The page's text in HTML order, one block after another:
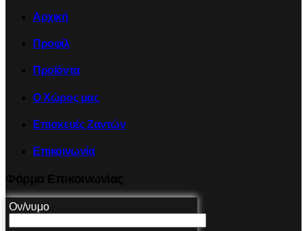
Αρχική
Προφίλ
Προϊόντα
Ο Χώρος μας
Επισκευές Ζαντών
Επικοινωνία
Ον/νυμο